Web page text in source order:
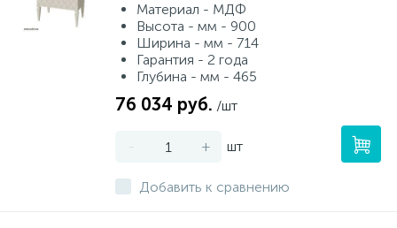
Материал - МДФ
Высота - мм - 900
Ширина - мм - 714
Гарантия - 2 года
Глубина - мм - 465
76 034 руб. /шт
- + шт
Добавить к сравнению